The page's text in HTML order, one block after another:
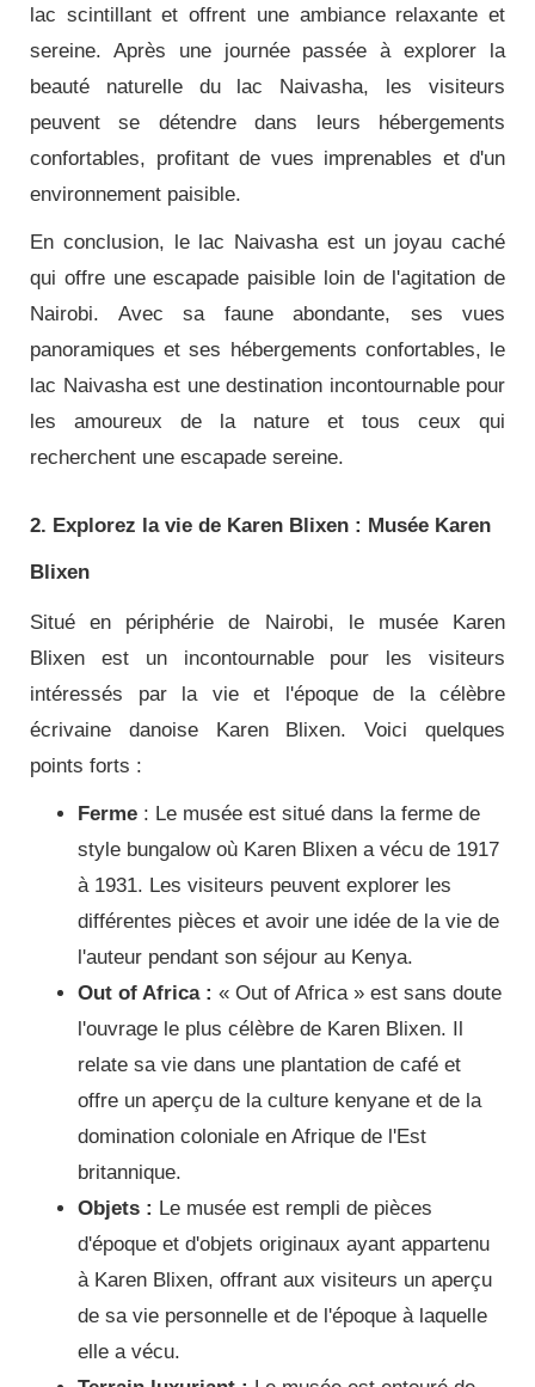
lac scintillant et offrent une ambiance relaxante et
sereine. Après une journée passée à explorer la
beauté naturelle du lac Naivasha, les visiteurs
peuvent se détendre dans leurs hébergements
confortables, profitant de vues imprenables et d'un
environnement paisible.
En conclusion, le lac Naivasha est un joyau caché
qui offre une escapade paisible loin de l'agitation de
Nairobi. Avec sa faune abondante, ses vues
panoramiques et ses hébergements confortables, le
lac Naivasha est une destination incontournable pour
les amoureux de la nature et tous ceux qui
recherchent une escapade sereine.
2. Explorez la vie de Karen Blixen : Musée Karen
Blixen
Situé en périphérie de Nairobi, le musée Karen
Blixen est un incontournable pour les visiteurs
intéressés par la vie et l'époque de la célèbre
écrivaine danoise Karen Blixen. Voici quelques
points forts :
Ferme : Le musée est situé dans la ferme de
style bungalow où Karen Blixen a vécu de 1917
à 1931. Les visiteurs peuvent explorer les
différentes pièces et avoir une idée de la vie de
l'auteur pendant son séjour au Kenya.
Out of Africa : « Out of Africa » est sans doute
l'ouvrage le plus célèbre de Karen Blixen. Il
relate sa vie dans une plantation de café et
offre un aperçu de la culture kenyane et de la
domination coloniale en Afrique de l'Est
britannique.
Objets : Le musée est rempli de pièces
d'époque et d'objets originaux ayant appartenu
à Karen Blixen, offrant aux visiteurs un aperçu
de sa vie personnelle et de l'époque à laquelle
elle a vécu.